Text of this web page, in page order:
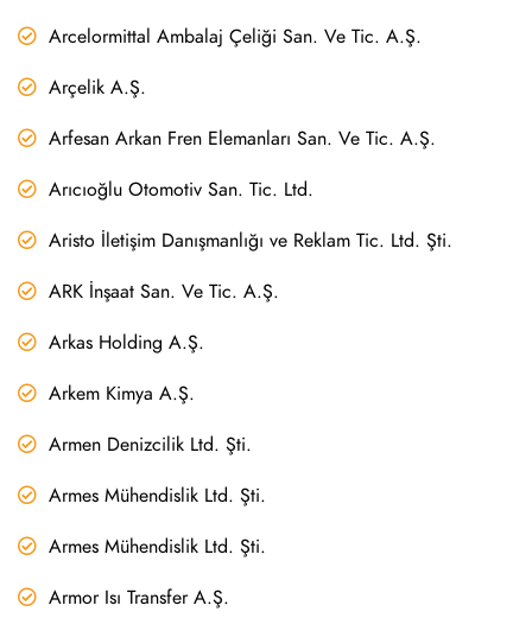
Arcelormittal Ambalaj Çeliği San. Ve Tic. A.Ş.
Arçelik A.Ş.
Arfesan Arkan Fren Elemanları San. Ve Tic. A.Ş.
Arıcıoğlu Otomotiv San. Tic. Ltd.
Aristo İletişim Danışmanlığı ve Reklam Tic. Ltd. Şti.
ARK İnşaat San. Ve Tic. A.Ş.
Arkas Holding A.Ş.
Arkem Kimya A.Ş.
Armen Denizcilik Ltd. Şti.
Armes Mühendislik Ltd. Şti.
Armes Mühendislik Ltd. Şti.
Armor Isı Transfer A.Ş.